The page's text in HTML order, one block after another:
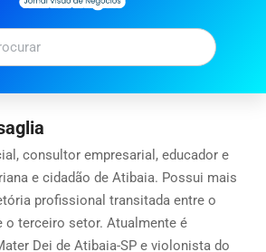
consultor empresarial, educador e
e cidadão de Atibaia. Possui mais
profissional transitada entre o
o terceiro setor. Atualmente é
Dei de Atibaia-SP e violonista do